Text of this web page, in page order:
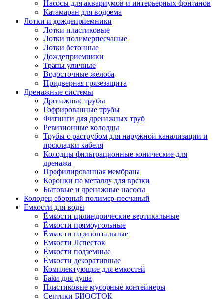
Насосы для аквариумов и интерьерных фонтанов
Катамаран для водоема
Лотки и дождеприемники
Лотки пластиковые
Лотки полимерпесчаные
Лотки бетонные
Дождеприемники
Трапы уличные
Водосточные желоба
Придверная грязезащита
Дренажные системы
Дренажные трубы
Гофрированные трубы
Фитинги для дренажных труб
Ревизионные колодцы
Трубы с раструбом для наружной канализации и
прокладки кабеля
Колодцы фильтрационные конические для
дренажа
Профилированная мембрана
Коронки по металлу для врезки
Бытовые и дренажные насосы
Колодец сборный полимер-песчаный
Емкости для воды
Ёмкости цилиндрические вертикальные
Ёмкости прямоугольные
Ёмкости горизонтальные
Емкости Лепесток
Ёмкости подземные
Ёмкости декоративные
Комплектующие для емкостей
Баки для душа
Пластиковые мусорные контейнеры
Септики БИОСТОК